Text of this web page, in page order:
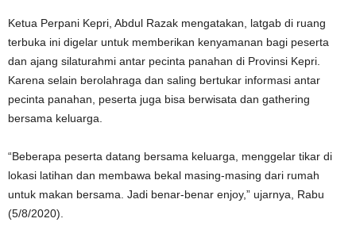
Ketua Perpani Kepri, Abdul Razak mengatakan, latgab di ruang
terbuka ini digelar untuk memberikan kenyamanan bagi peserta
dan ajang silaturahmi antar pecinta panahan di Provinsi Kepri.
Karena selain berolahraga dan saling bertukar informasi antar
pecinta panahan, peserta juga bisa berwisata dan gathering
bersama keluarga.
“Beberapa peserta datang bersama keluarga, menggelar tikar di
lokasi latihan dan membawa bekal masing-masing dari rumah
untuk makan bersama. Jadi benar-benar enjoy,” ujarnya, Rabu
(5/8/2020).